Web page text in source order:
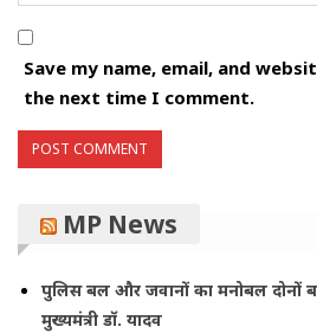
Save my name, email, and
the next time I comment.
MP News
पुलिस बल और जवानों का मनोबल दोनों
मुख्यमंत्री डॉ. यादव